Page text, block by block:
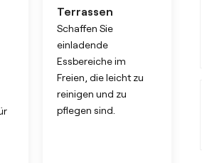
Terrassen
Schaffen Sie
einladende
Essbereiche im
Freien, die leicht zu
reinigen und zu
pflegen sind.